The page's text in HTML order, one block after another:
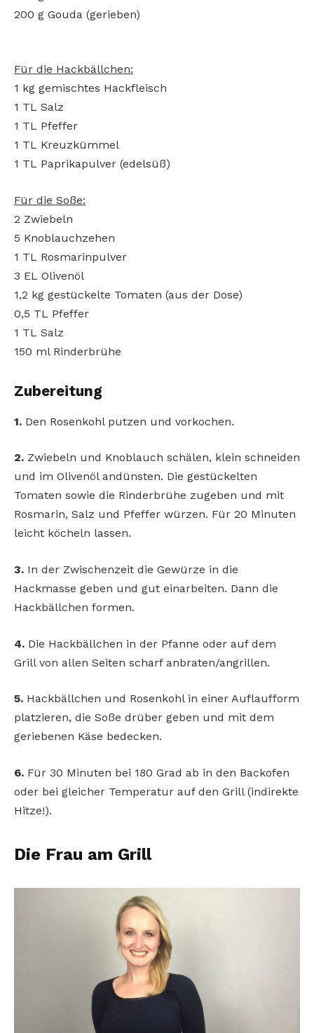
200 g Gouda (gerieben)
Für die Hackbällchen:
1 kg gemischtes Hackfleisch
1 TL Salz
1 TL Pfeffer
1 TL Kreuzkümmel
1 TL Paprikapulver (edelsüß)
Für die Soße:
2 Zwiebeln
5 Knoblauchzehen
1 TL Rosmarinpulver
3 EL Olivenöl
1,2 kg gestückelte Tomaten (aus der Dose)
0,5 TL Pfeffer
1 TL Salz
150 ml Rinderbrühe
Zubereitung
1. Den Rosenkohl putzen und vorkochen.
2. Zwiebeln und Knoblauch schälen, klein schneiden
und im Olivenöl andünsten. Die gestückelten
Tomaten sowie die Rinderbrühe zugeben und mit
Rosmarin, Salz und Pfeffer würzen. Für 20 Minuten
leicht köcheln lassen.
3. In der Zwischenzeit die Gewürze in die
Hackmasse geben und gut einarbeiten. Dann die
Hackbällchen formen.
4. Die Hackbällchen in der Pfanne oder auf dem
Grill von allen Seiten scharf anbraten/angrillen.
5. Hackbällchen und Rosenkohl in einer Auflaufform
platzieren, die Soße drüber geben und mit dem
geriebenen Käse bedecken.
6. Für 30 Minuten bei 180 Grad ab in den Backofen
oder bei gleicher Temperatur auf den Grill (indirekte
Hitze!).
Die Frau am Grill